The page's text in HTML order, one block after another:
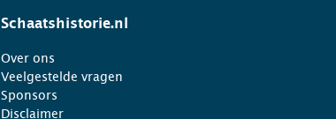
Schaatshistorie.nl
Over ons
Veelgestelde vragen
Sponsors
Disclaimer